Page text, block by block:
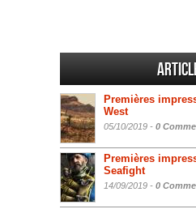
Premières
West
05/10/2019 - 0
Premières
Seafight
14/09/2019 - 0